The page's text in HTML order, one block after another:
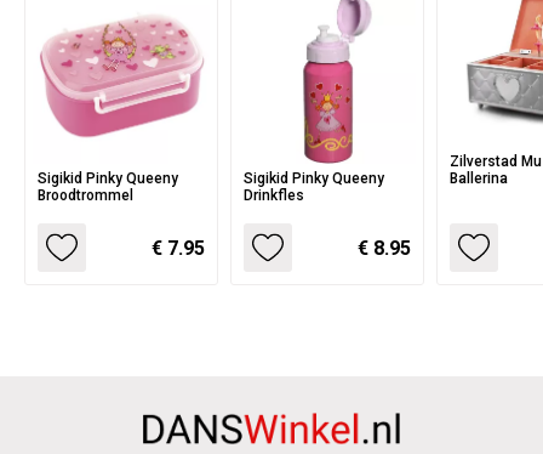
Sigikid Pinky Queeny
Broodtrommel
€ 7.95
Sigikid Pinky Queeny
Drinkfles
€ 8.95
Zilverstad
Ballerina